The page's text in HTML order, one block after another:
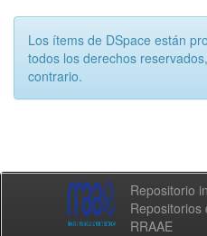
Los ítems de DSpace están
todos los derechos
contrario.
Repositorio
Repositorios
RRAAE